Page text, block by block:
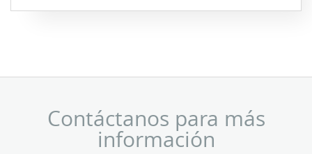
Contáctanos para más
información